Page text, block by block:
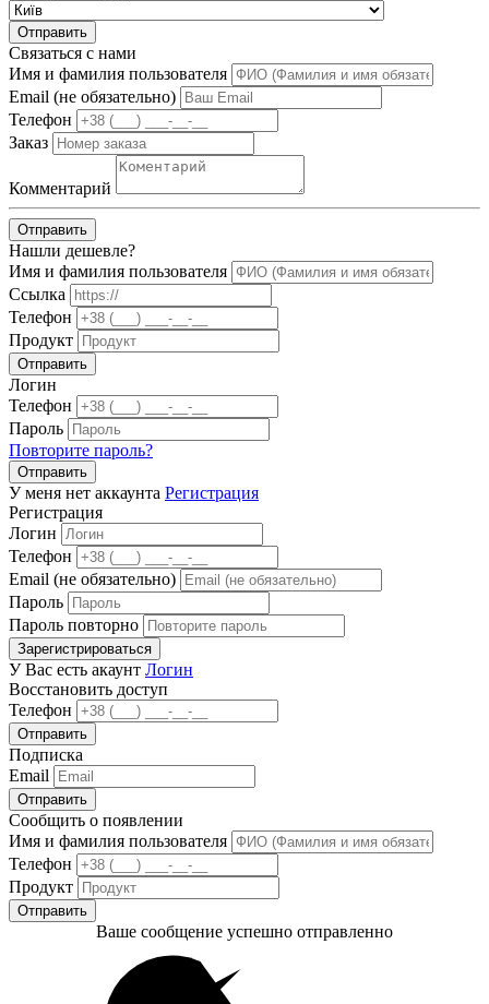
Отправить
Связаться с нами
Имя и фамилия пользователя
Email (не обязательно)
Телефон
Заказ
Комментарий
Отправить
Нашли дешевле?
Имя и фамилия пользователя
Ссылка
Телефон
Продукт
Отправить
Логин
Телефон
Пароль
Повторите пароль?
Отправить
У меня нет аккаунта Регистрация
Регистрация
Логин
Телефон
Email (не обязательно)
Пароль
Пароль повторно
Зарегистрироваться
У Вас есть акаунт Логин
Восстановить доступ
Телефон
Отправить
Подписка
Email
Отправить
Сообщить о появлении
Имя и фамилия пользователя
Телефон
Продукт
Отправить
Ваше сообщение успешно отправленно